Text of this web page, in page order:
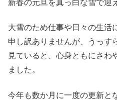
新春の元旦を真っ白な雪で迎
大雪のため仕事や日々の生活
申し訳ありませんが、うっす
見ていると、心身ともにさわ
ました。
今年も数か月に一度の更新と